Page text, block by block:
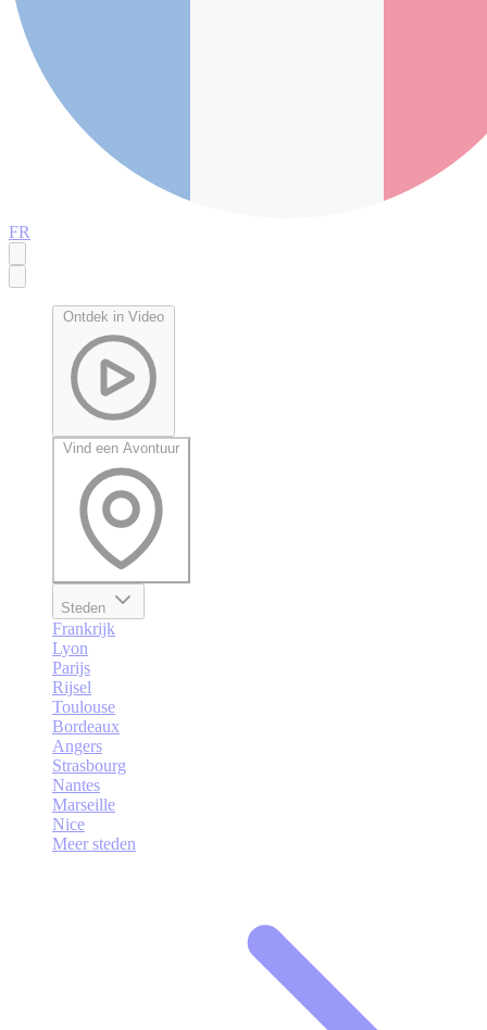
FR
Ontdek in Video
Vind een Avontuur
Steden
Frankrijk
Lyon
Parijs
Rijsel
Toulouse
Bordeaux
Angers
Strasbourg
Nantes
Marseille
Nice
Meer steden